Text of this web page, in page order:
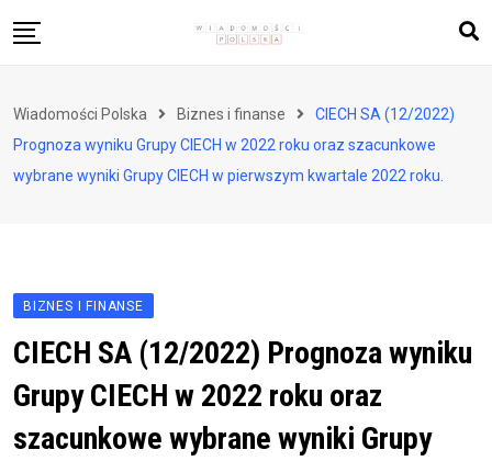
to
Zdrowie i styl życia
Polityka i społeczeństwo
Wiadomości Polska Biznes i finanse
CIECH SA (12/2022)
Prognoza wyniku Grupy CIECH w 2022 roku oraz szacunkowe
wybrane wyniki Grupy CIECH w pierwszym kwartale 2022 roku.
BIZNES I FINANSE
CIECH SA (12/2022) Prognoza wyniku
Grupy CIECH w 2022 roku oraz
szacunkowe wybrane wyniki Grupy